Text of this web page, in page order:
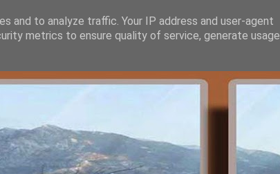
and to analyze traffic. Your IP address and user-agent
metrics to ensure quality of service, generate usage